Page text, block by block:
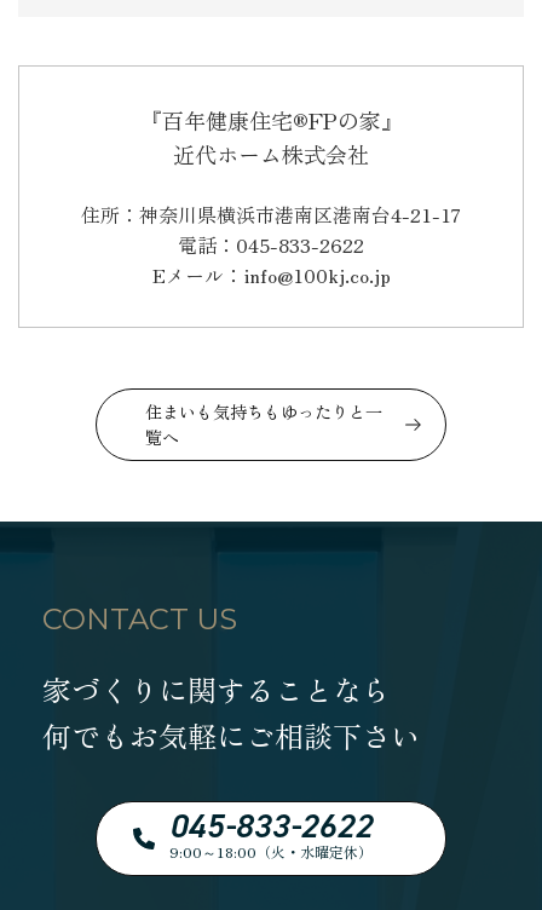
『百年健康住宅®FPの家』
近代ホーム株式会社
住所：神奈川県横浜市港南区港南台4-21-17
電話：045-833-2622
Eメール：info@100kj.co.jp
住まいも気持ちもゆったりと一
覧へ
CONTACT US
家づくりに関することなら
何でもお気軽にご相談下さい
045-833-2622
9:00～18:00（火・水曜定休）